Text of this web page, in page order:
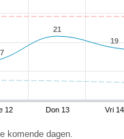
21
21
19
19
12 Don 13 Vri 14
komende dagen.